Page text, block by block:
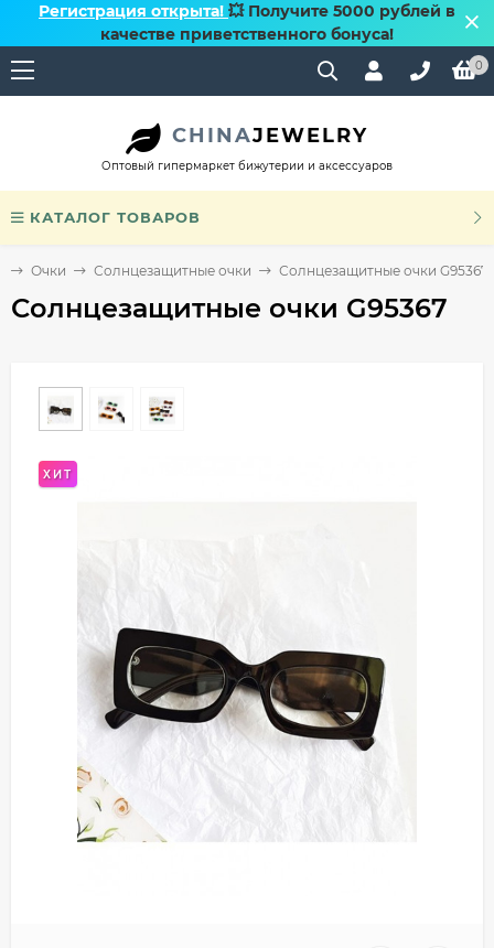
Регистрация открыта! 💥 Получите 5000 рублей в
качестве приветственного бонуса!
0
CHINAJEWELRY
Оптовый гипермаркет бижутерии и аксессуаров
КАТАЛОГ ТОВАРОВ
Очки Солнцезащитные очки Солнцезащитные очки G95367
Солнцезащитные очки G95367
ХИТ